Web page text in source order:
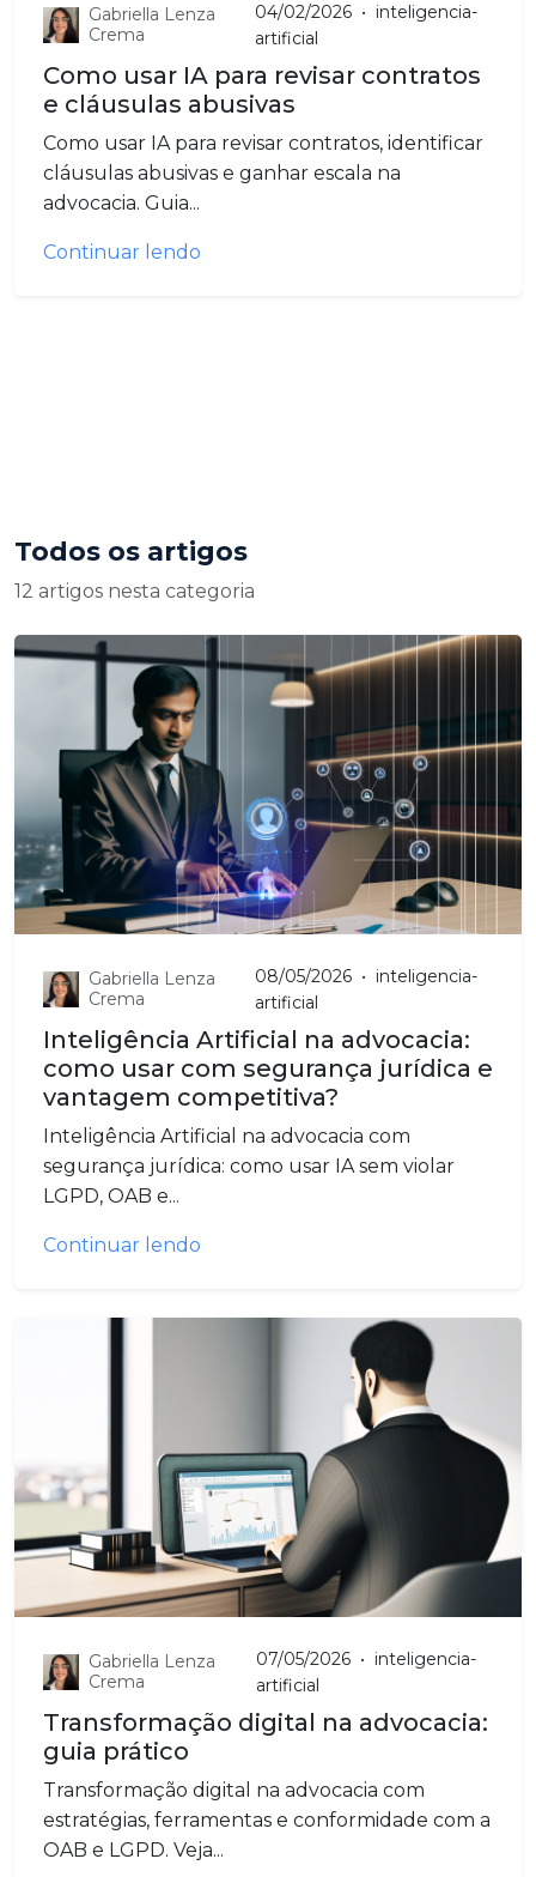
Gabriella Lenza
Crema
04/02/2026 • inteligencia-
artificial
Como usar IA para revisar contratos
e cláusulas abusivas
Como usar IA para revisar contratos, identificar
cláusulas abusivas e ganhar escala na
advocacia. Guia...
Continuar lendo
Todos os artigos
12 artigos nesta categoria
Gabriella Lenza
Crema
08/05/2026 • inteligencia-
artificial
Inteligência Artificial na advocacia:
como usar com segurança jurídica e
vantagem competitiva?
Inteligência Artificial na advocacia com
segurança jurídica: como usar IA sem violar
LGPD, OAB e...
Continuar lendo
Gabriella Lenza
Crema
07/05/2026 • inteligencia-
artificial
Transformação digital na advocacia:
guia prático
Transformação digital na advocacia com
estratégias, ferramentas e conformidade com a
OAB e LGPD. Veja...